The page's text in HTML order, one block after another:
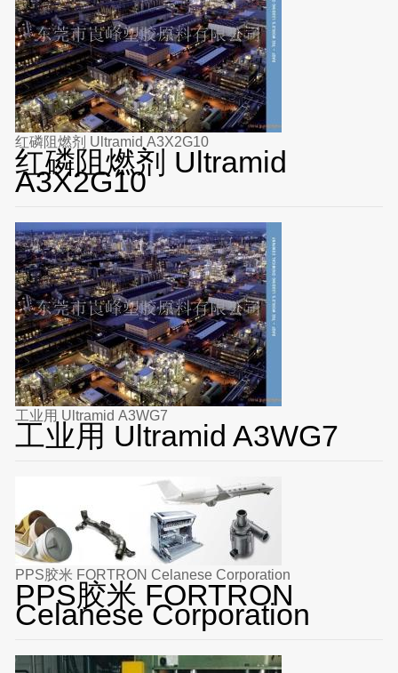
红磷阻燃剂 Ultramid A3X2G10
红磷阻燃剂 Ultramid
A3X2G10
工业用 Ultramid A3WG7
工业用 Ultramid A3WG7
PPS胶米 FORTRON Celanese Corporation
PPS胶米 FORTRON
Celanese Corporation